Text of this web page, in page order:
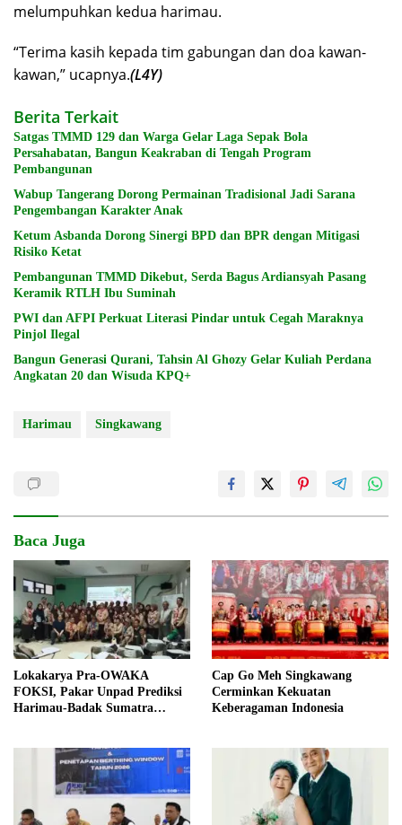
melumpuhkan kedua harimau.
“Terima kasih kepada tim gabungan dan doa kawan-
kawan,” ucapnya.(L4Y)
Berita Terkait
Satgas TMMD 129 dan Warga Gelar Laga Sepak Bola
Persahabatan, Bangun Keakraban di Tengah Program
Pembangunan
Wabup Tangerang Dorong Permainan Tradisional Jadi Sarana
Pengembangan Karakter Anak
Ketum Asbanda Dorong Sinergi BPD dan BPR dengan Mitigasi
Risiko Ketat
Pembangunan TMMD Dikebut, Serda Bagus Ardiansyah Pasang
Keramik RTLH Ibu Suminah
PWI dan AFPI Perkuat Literasi Pindar untuk Cegah Maraknya
Pinjol Ilegal
Bangun Generasi Qurani, Tahsin Al Ghozy Gelar Kuliah Perdana
Angkatan 20 dan Wisuda KPQ+
Harimau Singkawang
Baca Juga
Lokakarya Pra-OWAKA
FOKSI, Pakar Unpad Prediksi
Harimau-Badak Sumatra
Cap Go Meh Singkawang
Cerminkan Kekuatan
Keberagaman Indonesia